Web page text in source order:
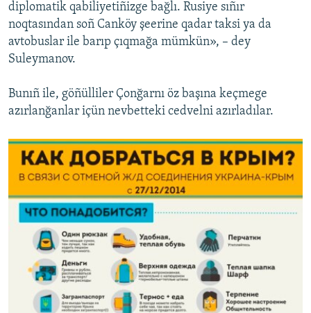
diplomatik qabiliyetiñizge bağlı. Rusiye sıñır
noqtasından soñ Canköy şeerine qadar taksi ya da
avtobuslar ile barıp çıqmağa mümkün», – dey
Suleymanov.
Bunıñ ile, göñülliler Çonğarnı öz başına keçmege
azırlanğanlar içün nevbetteki cedvelni azırladılar.